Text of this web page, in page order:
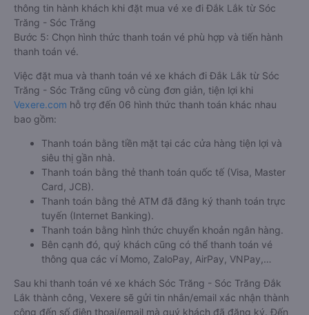
thông tin hành khách khi đặt mua vé xe đi Đắk Lắk từ Sóc
Trăng - Sóc Trăng
Bước 5: Chọn hình thức thanh toán vé phù hợp và tiến hành
thanh toán vé.
Việc đặt mua và thanh toán vé xe khách đi Đắk Lắk từ Sóc
Trăng - Sóc Trăng cũng vô cùng đơn giản, tiện lợi khi
Vexere.com hỗ trợ đến 06 hình thức thanh toán khác nhau
bao gồm:
Thanh toán bằng tiền mặt tại các cửa hàng tiện lợi và
siêu thị gần nhà.
Thanh toán bằng thẻ thanh toán quốc tế (Visa, Master
Card, JCB).
Thanh toán bằng thẻ ATM đã đăng ký thanh toán trực
tuyến (Internet Banking).
Thanh toán bằng hình thức chuyển khoản ngân hàng.
Bên cạnh đó, quý khách cũng có thể thanh toán vé
thông qua các ví Momo, ZaloPay, AirPay, VNPay,…
Sau khi thanh toán vé xe khách Sóc Trăng - Sóc Trăng Đắk
Lắk thành công, Vexere sẽ gửi tin nhắn/email xác nhận thành
công đến số điện thoại/email mà quý khách đã đăng ký. Đến